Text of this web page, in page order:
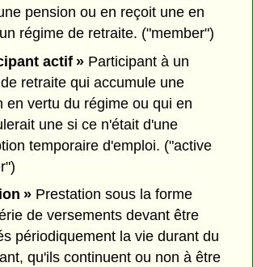
pension ou en reçoit une en
régime de retraite. ("member")
actif » Participant à un
retraite qui accumule une
en vertu du régime ou qui en
une si ce n'était d'une
temporaire d'emploi. ("active
» Prestation sous la forme
de versements devant être
périodiquement la vie durant du
qu'ils continuent ou non à être